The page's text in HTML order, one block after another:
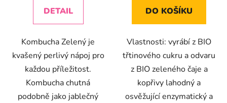
z
DETAIL
Kombucha Zelený je
kvašený perlivý nápoj pro
každou příležitost.
Kombucha chutná
podobně jako jablečný
z
DO KOŠÍKU
Vlastnosti: vyrábí z BIO
třtinového cukru a odvaru
z BIO zeleného čaje a
kopřivy lahodný a
osvěžující enzymatický a